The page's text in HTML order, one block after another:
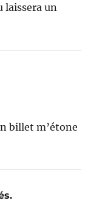
laissera un
billet m’étone